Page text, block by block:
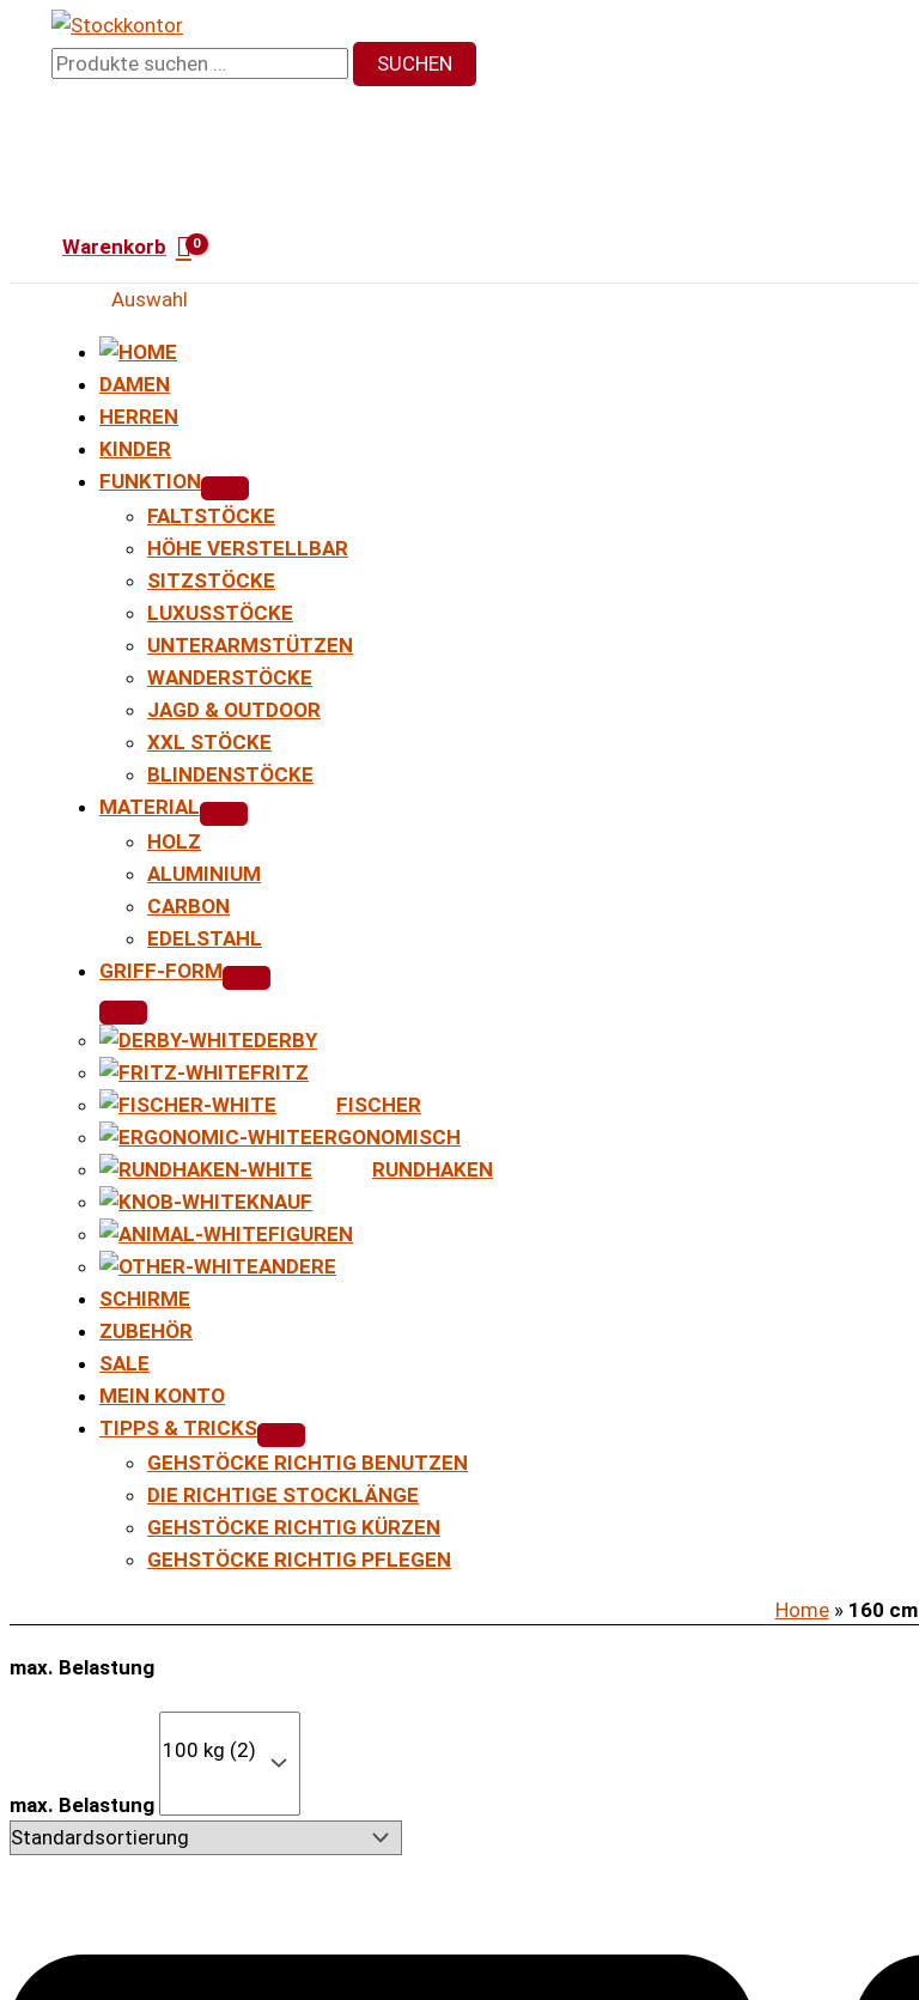
InhaltSuchen
SUCHEN
Warenkorb
Auswahl
DAMEN
HERREN
KINDER
FUNKTION
FALTSTÖCKE
HÖHE VERSTELLBAR
SITZSTÖCKE
LUXUSSTÖCKE
UNTERARMSTÜTZEN
WANDERSTÖCKE
JAGD & OUTDOOR
XXL STÖCKE
BLINDENSTÖCKE
MATERIAL
HOLZ
ALUMINIUM
CARBON
EDELSTAHL
GRIFF-FORM
DERBY
FRITZ
FISCHER
ERGONOMISCH
RUNDHAKEN
KNAUF
FIGUREN
ANDERE
SCHIRME
ZUBEHÖR
SALE
MEIN KONTO
TIPPS & TRICKS
GEHSTÖCKE RICHTIG BENUTZEN
DIE RICHTIGE STOCKLÄNGE
GEHSTÖCKE RICHTIG KÜRZEN
GEHSTÖCKE RICHTIG PFLEGEN
Home» 160 cm
max. Belastung
max. Belastung